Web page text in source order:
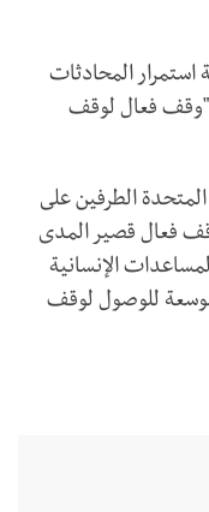
المحادثات
"وقف فعال لوقف
الطرفين على
فعال قصير المدى
الإنسانية
للوصول لوقف